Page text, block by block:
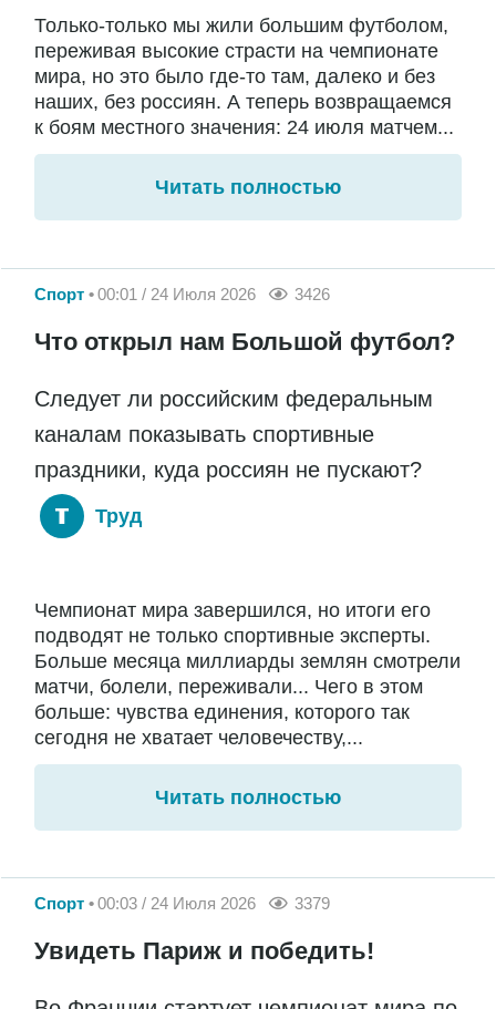
Только-только мы жили большим футболом,
переживая высокие страсти на чемпионате
мира, но это было где-то там, далеко и без
наших, без россиян. А теперь возвращаемся
к боям местного значения: 24 июля матчем...
Читать полностью
Спорт 00:01 / 24 Июля 2026 3426
Что открыл нам Большой футбол?
Следует ли российским федеральным
каналам показывать спортивные
праздники, куда россиян не пускают?
Труд
Чемпионат мира завершился, но итоги его
подводят не только спортивные эксперты.
Больше месяца миллиарды землян смотрели
матчи, болели, переживали... Чего в этом
больше: чувства единения, которого так
сегодня не хватает человечеству,...
Читать полностью
Спорт 00:03 / 24 Июля 2026 3379
Увидеть Париж и победить!